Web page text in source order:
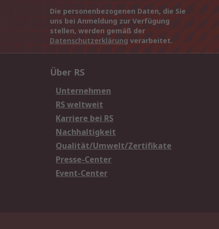
Die personenbezogenen Daten, die Sie
uns bei Anmeldung zur Verfügung
stellen, werden gemäß der
Datenschutzerklärung verarbeitet.
Über RS
Unternehmen
RS weltweit
Karriere bei RS
Nachhaltigkeit
Qualität/Umwelt/Zertifikate
Presse-Center
Event-Center